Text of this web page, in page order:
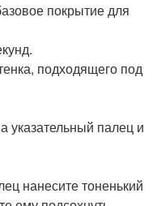
покрытие для
подходящего под
указательный палец и
нанесите тоненький